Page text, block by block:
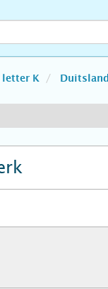
letter K Duitsland